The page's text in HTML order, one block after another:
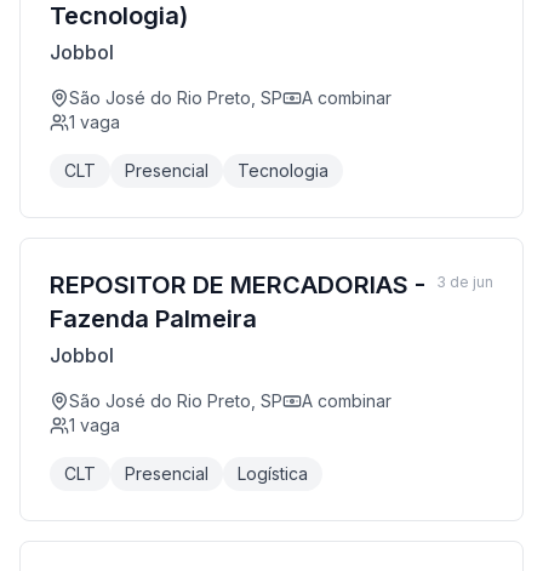
Tecnologia)
Jobbol
São José do Rio Preto, SP
A combinar
1 vaga
CLT Presencial Tecnologia
REPOSITOR DE MERCADORIAS -
Fazenda Palmeira
Jobbol
São José do Rio Preto, SP
A combinar
1 vaga
CLT Presencial Logística
3 de jun